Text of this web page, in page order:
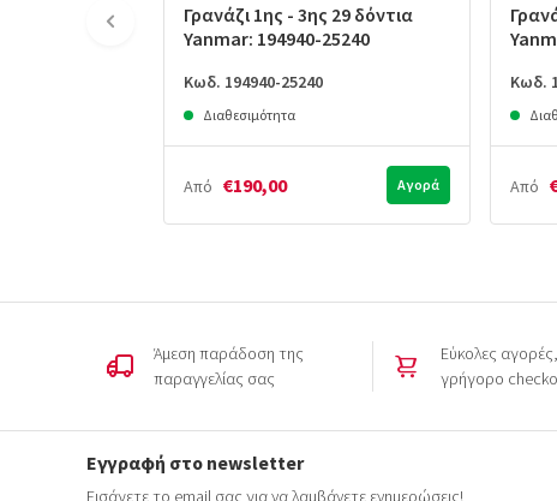
Γρανάζι 1ης - 3ης 29 δόντια
Yanmar: 194940-25240
Κωδ. 194940-25240
Διαθεσιμότητα
Από €190,00 Αγορά
Κωδ.
Από
Άμεση παράδοση της
παραγγελίας σας
Εύκολες αγορές,
γρήγορο
Εγγραφή στο newsletter
Εισάγετε το email σας για να λαμβάνετε ενημερώσεις!